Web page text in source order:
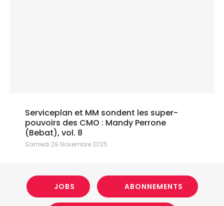
Serviceplan et MM sondent les super-
pouvoirs des CMO : Mandy Perrone
(Bebat), vol. 8
Samedi 29 Novembre 2025
JOBS ABONNEMENTS